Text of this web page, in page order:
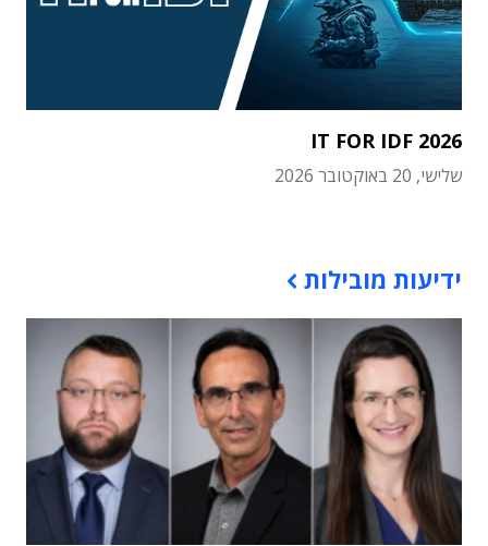
IT FOR IDF 2026
שלישי, 20 באוקטובר 2026
ידיעות מובילות